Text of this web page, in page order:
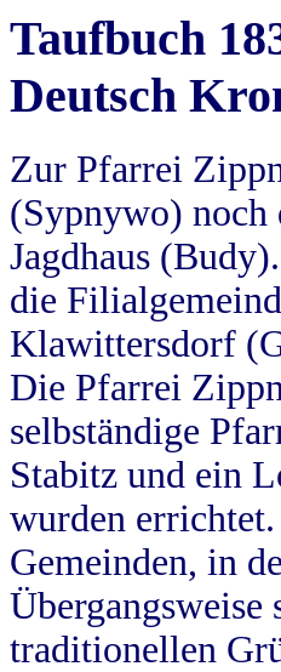
Taufbuch
Deutsch
Zur Pfarrei
(Sypnywo) noch
Jagdhaus
die
Klawittersdorf
Die Pfarrei
selbständige
Stabitz und ein
wurden
Gemeinden, in
Übergangsweise
traditionellen